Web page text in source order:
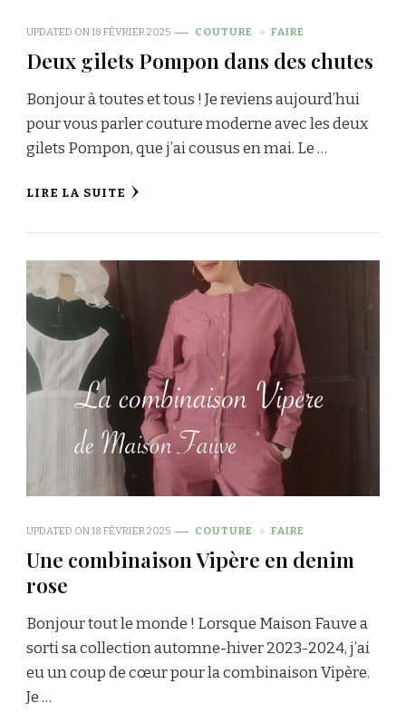
UPDATED ON18 FÉVRIER 2025 COUTURE FAIRE
Deux gilets Pompon dans des chutes
Bonjour à toutes et tous ! Je reviens aujourd’hui
pour vous parler couture moderne avec les deux
gilets Pompon, que j’ai cousus en mai. Le …
LIRE LA SUITE
UPDATED ON18 FÉVRIER 2025 COUTURE FAIRE
Une combinaison Vipère en denim
rose
Bonjour tout le monde ! Lorsque Maison Fauve a
sorti sa collection automne-hiver 2023-2024, j’ai
eu un coup de cœur pour la combinaison Vipère.
Je …